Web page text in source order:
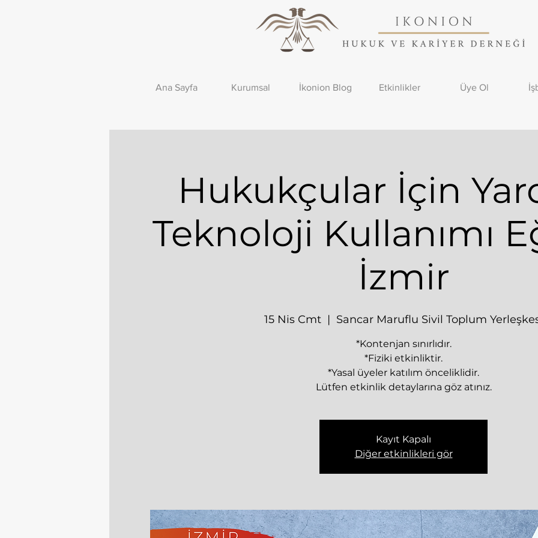
Ana Sayfa Kurumsal İkonion Blog Etkinlikler Üye Ol
Hukukçular İçin
Teknoloji Kullanımı
İzmir
15 Nis Cmt
  |
Sancar Maruflu Sivil Toplum
*Kontenjan sınırlıdır.
*Fiziki etkinliktir.
*Yasal üyeler katılım önceliklidir.
Lütfen etkinlik detaylarına göz atınız.
Kayıt Kapalı
Diğer etkinlikleri gör